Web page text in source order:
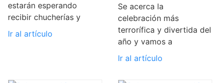
estarán esperando
recibir chucherías y
Ir al artículo
Se acerca la
celebración más
terrorífica y divertida del
año y vamos a
Ir al artículo